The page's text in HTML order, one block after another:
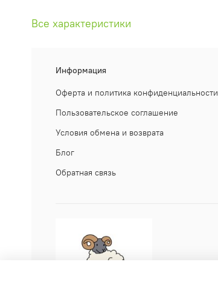
Все характеристики
Информация
Оферта и политика конфиденциальности
Пользовательское соглашение
Условия обмена и возврата
Блог
Обратная связь